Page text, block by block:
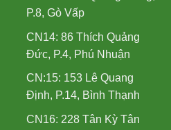
P.8, Gò Vấp
CN14: 86 Thích Quảng
Đức, P.4, Phú Nhuận
CN:15: 153 Lê Quang
Định, P.14, Bình Thạnh
CN16: 228 Tân Kỳ Tân